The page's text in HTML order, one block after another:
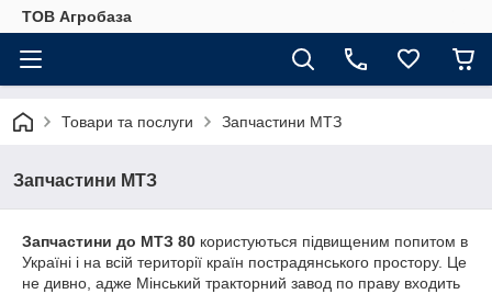
ТОВ Агробаза
Товари та послуги Запчастини МТЗ
Запчастини МТЗ
Запчастини до МТЗ 80 користуються підвищеним попитом в
Україні і на всій території країн пострадянського простору. Це
не дивно, адже Мінський тракторний завод по праву входить